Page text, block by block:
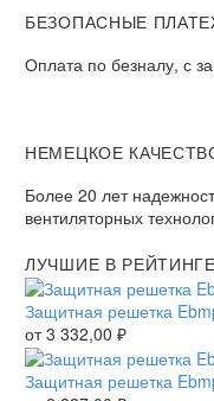
БЕЗОПАСНЫЕ
Оплата по безналу, с
НЕМЕЦКОЕ
Более 20 лет
вентиляторных
ЛУЧШИЕ В РЕЙТИНГЕ
Защитная решетка
от3 332,00 ₽
Защитная решетка